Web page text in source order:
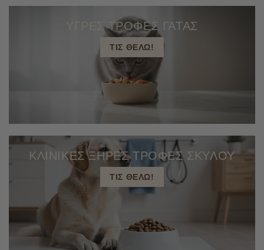
ΥΓΡΕΣ ΤΡΟΦΕΣ ΓΑΤΑΣ
ΤΙΣ ΘΕΛΩ!
ΚΛΙΝΙΚΕΣ ΞΗΡΕΣ ΤΡΟΦΕΣ ΣΚΥΛΟΥ
ΤΙΣ ΘΕΛΩ!